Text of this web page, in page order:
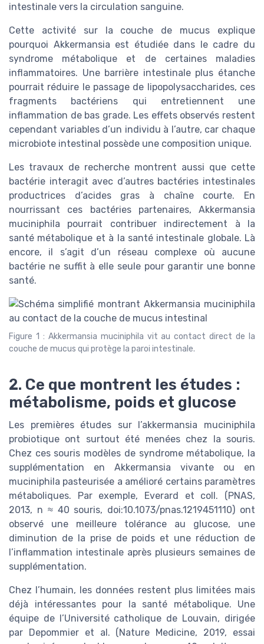
intestinale vers la circulation sanguine.
Cette activité sur la couche de mucus explique
pourquoi Akkermansia est étudiée dans le cadre du
syndrome métabolique et de certaines maladies
inflammatoires. Une barrière intestinale plus étanche
pourrait réduire le passage de lipopolysaccharides, ces
fragments bactériens qui entretiennent une
inflammation de bas grade. Les effets observés restent
cependant variables d’un individu à l’autre, car chaque
microbiote intestinal possède une composition unique.
Les travaux de recherche montrent aussi que cette
bactérie interagit avec d’autres bactéries intestinales
productrices d’acides gras à chaîne courte. En
nourrissant ces bactéries partenaires, Akkermansia
muciniphila pourrait contribuer indirectement à la
santé métabolique et à la santé intestinale globale. Là
encore, il s’agit d’un réseau complexe où aucune
bactérie ne suffit à elle seule pour garantir une bonne
santé.
Figure 1 : Akkermansia muciniphila vit au contact direct de la
couche de mucus qui protège la paroi intestinale.
2. Ce que montrent les études :
métabolisme, poids et glucose
Les premières études sur l’akkermansia muciniphila
probiotique ont surtout été menées chez la souris.
Chez ces souris modèles de syndrome métabolique, la
supplémentation en Akkermansia vivante ou en
muciniphila pasteurisée a amélioré certains paramètres
métaboliques. Par exemple, Everard et coll. (PNAS,
2013, n ≈ 40 souris, doi:10.1073/pnas.1219451110) ont
observé une meilleure tolérance au glucose, une
diminution de la prise de poids et une réduction de
l’inflammation intestinale après plusieurs semaines de
supplémentation.
Chez l’humain, les données restent plus limitées mais
déjà intéressantes pour la santé métabolique. Une
équipe de l’Université catholique de Louvain, dirigée
par Depommier et al. (Nature Medicine, 2019, essai